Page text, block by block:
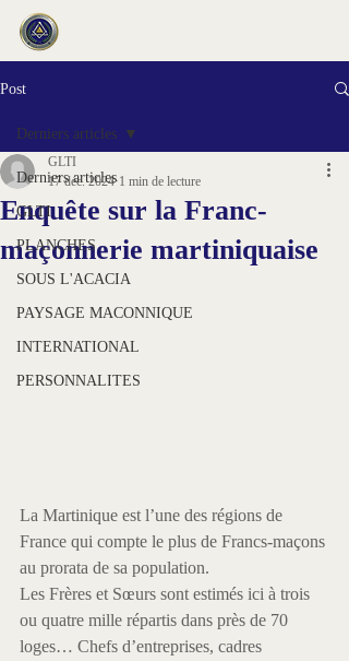
Post
Derniers articles
GLTI
PLANCHES
SOUS L'ACACIA
PAYSAGE MACONNIQUE
INTERNATIONAL
PERSONNALITES
Derniers articles
Enquête sur la Franc-
maçonnerie martiniquaise
GLTI
17 déc. 2024 1 min de lecture
La Martinique est l’une des régions de
France qui compte le plus de Francs-maçons
au prorata de sa population.
Les Frères et Sœurs sont estimés ici à trois
ou quatre mille répartis dans près de 70
loges… Chefs d’entreprises, cadres